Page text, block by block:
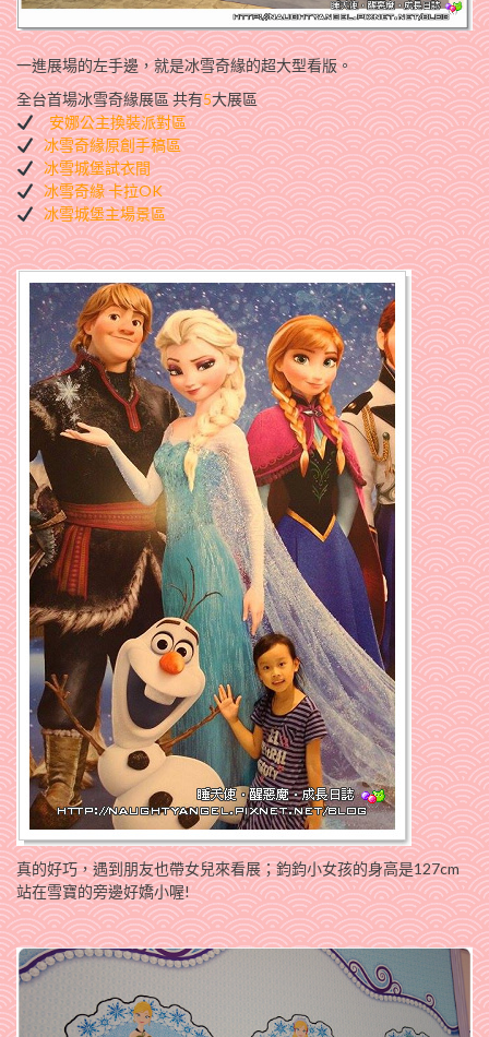
一進展場的左手邊，就是冰雪奇緣的超大型看版。
全台首場冰雪奇緣展區 共有5大展區
安娜公主換裝派對區
冰雪奇緣原創手稿區
冰雪城堡試衣間
冰雪奇緣 卡拉OK
冰雪城堡主場景區
真的好巧，遇到朋友也帶女兒來看展；鈞鈞小女孩的身高是127cm
站在雪寶的旁邊好嬌小喔!